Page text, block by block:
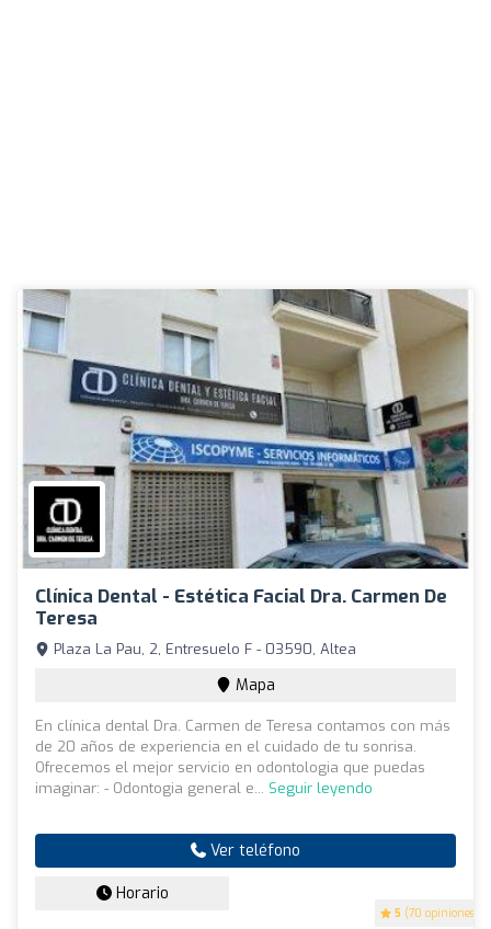
Clínica Dental - Estética Facial Dra. Carmen De
Teresa
5 (70 opiniones)
Plaza La Pau, 2, Entresuelo F - 03590, Altea
Mapa
En clínica dental Dra. Carmen de Teresa contamos con más
de 20 años de experiencia en el cuidado de tu sonrisa.
Ofrecemos el mejor servicio en odontologia que puedas
imaginar: - Odontogia general e... Seguir leyendo
Ver teléfono
Horario